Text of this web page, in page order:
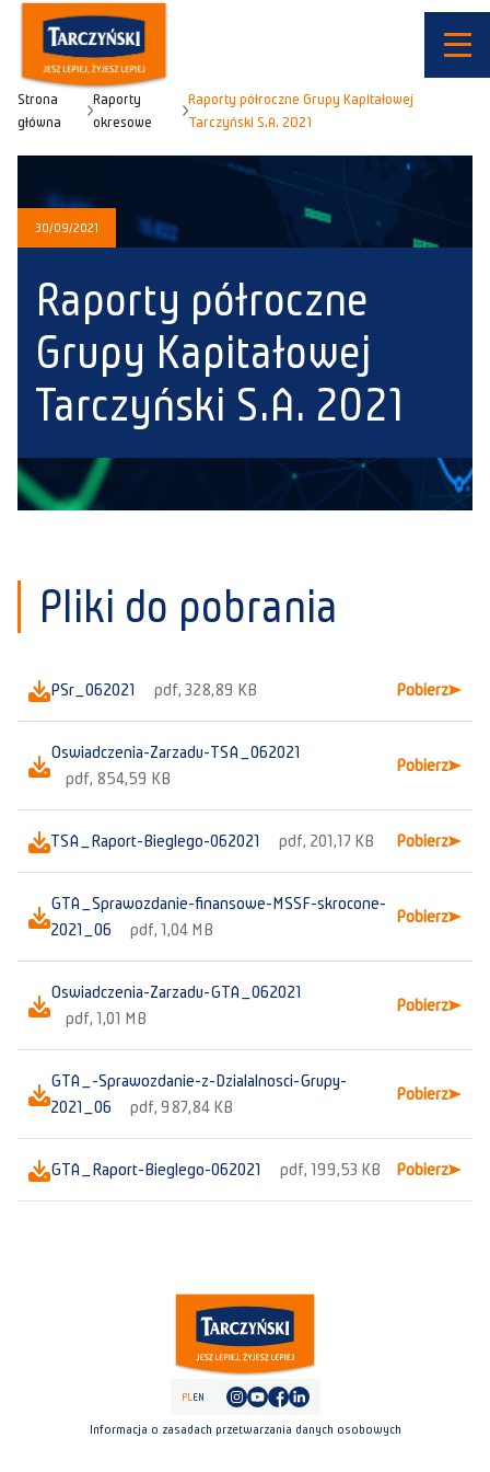
Strona
główna
Raporty
okresowe
Raporty półroczne Grupy Kapitałowej
Tarczyński S.A. 2021
30/09/2021
Raporty półroczne
Grupy Kapitałowej
Tarczyński S.A. 2021
Pliki do pobrania
PSr_062021 pdf, 328,89 KB Pobierz
Oswiadczenia-Zarzadu-TSA_062021
pdf, 854,59 KB
Pobierz
TSA_Raport-Bieglego-062021 pdf, 201,17 KB Pobierz
GTA_Sprawozdanie-finansowe-MSSF-skrocone-
2021_06
pdf, 1,04 MB
Pobierz
Oswiadczenia-Zarzadu-GTA_062021
pdf, 1,01 MB
Pobierz
GTA_-Sprawozdanie-z-Dzialalnosci-Grupy-
2021_06
pdf, 987,84 KB
Pobierz
GTA_Raport-Bieglego-062021 pdf, 199,53 KB Pobierz
Informacja o zasadach przetwarzania danych osobowych
PL EN